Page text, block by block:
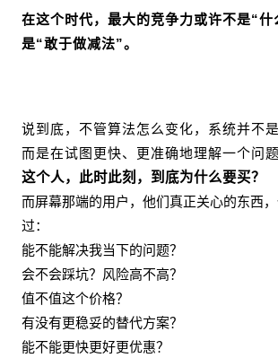
在这个时代，最大的竞争力或许不是“什
是“敢于做减法”。
说到底，不管算法怎么变化， 系统并不
而是在试图更快、更准确地理解一个问题
这个人，此时此刻，到底为什么要买？
而屏幕那端的用户，他们真正关心的东西
过：
能不能解决我当下的问题？
会不会踩坑？风险高不高？
值不值这个价格？
有没有更稳妥的替代方案？
能不能更快更好更优惠？